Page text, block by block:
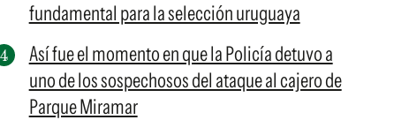
fundamental para la selección uruguaya
Así fue el momento en que la Policía detuvo a
uno de los sospechosos del ataque al cajero de
Parque Miramar